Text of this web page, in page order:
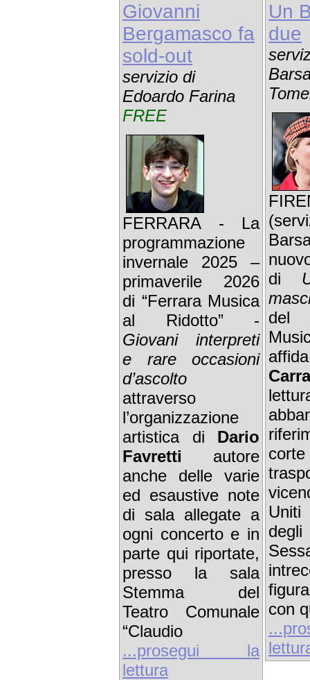
Giovanni
Bergamasco fa
sold-out
servizio di
Edoardo Farina
FREE
FERRARA - La
programmazione
invernale 2025 –
primaverile 2026
di “Ferrara Musica
al Ridotto” -
Giovani interpreti
e rare occasioni
d’ascolto
attraverso
l’organizzazione
artistica di Dario
Favretti autore
anche delle varie
ed esaustive note
di sala allegate a
ogni concerto e in
parte qui riportate,
presso la sala
Stemma del
Teatro Comunale
“Claudio
...prosegui la
lettura
Un
due
di
con